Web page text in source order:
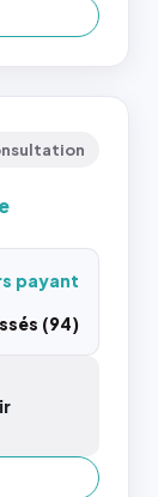
payant
(94)